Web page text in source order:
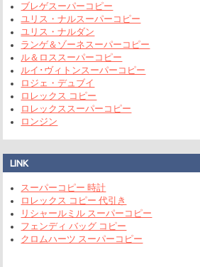
ブレゲスーパーコピー
ユリス・ナルスーパーコピー
ユリス・ナルダン
ランゲ＆ゾーネスーパーコピー
ル＆ロススーパーコピー
ルイ･ヴィトンスーパーコピー
ロジェ・デュブイ
ロレックス コピー
ロレックススーパーコピー
ロンジン
LINK
スーパーコピー 時計
ロレックス コピー 代引き
リシャールミル スーパーコピー
フェンディ バッグ コピー
クロムハーツ スーパーコピー